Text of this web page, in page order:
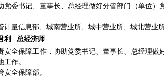
党委书记、董事长、总经理做好分管部门（单位）
计量信息部、城南营业所、城中营业所、城北营业
利
总经济师
安全保障工作，协助党委书记、董事长、总经理
工作。
安全保障部。